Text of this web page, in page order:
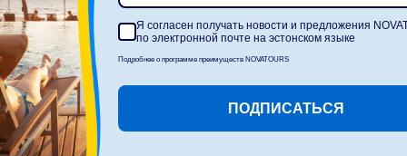
оват ь
Sea View
Я согласен получать новости и предложения
по электронной почте на эстонском языке
Подробнее о программе преимуществ NOVATOURS
ПОДПИСАТЬСЯ